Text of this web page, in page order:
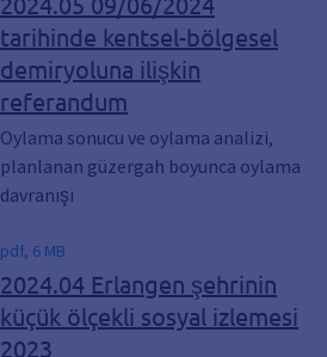
tarihinde kentsel-bölgesel
demiryoluna ilişkin
referandum
Oylama sonucu ve oylama analizi,
planlanan güzergah boyunca oylama
davranışı
pdf, 6 MB
2024.04 Erlangen şehrinin
küçük ölçekli sosyal izlemesi
2023